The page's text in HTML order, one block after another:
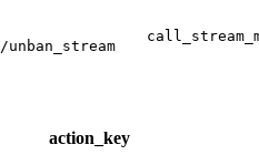
unban_stream
action_key